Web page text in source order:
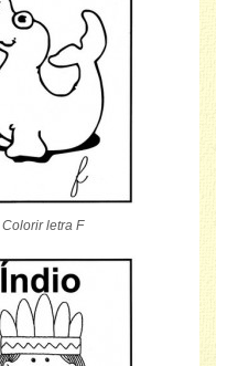
Colorir letra F